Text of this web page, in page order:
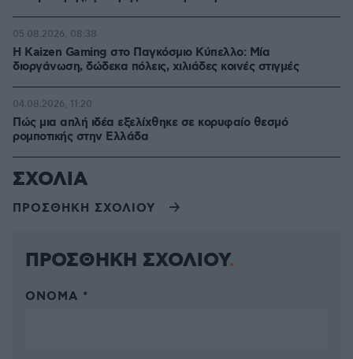
H Kaizen Gaming στο Παγκόσμιο Kύπελλο: Μία
διοργάνωση, δώδεκα πόλεις, χιλιάδες κοινές στιγμές
05.08.2026, 08:38
Πώς μια απλή ιδέα εξελίχθηκε σε κορυφαίο θεσμό
ρομποτικής στην Ελλάδα
04.08.2026, 11:20
ΣΧΟΛΙΑ
ΠΡΟΣΘΗΚΗ ΣΧΟΛΙΟΥ
ΠΡΟΣΘΗΚΗ ΣΧΟΛΙΟΥ
ΌΝΟΜΑ *